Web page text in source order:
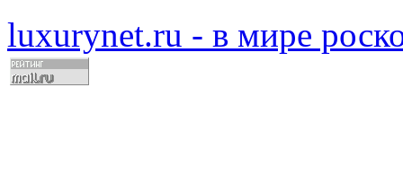
luxurynet.ru - в мире